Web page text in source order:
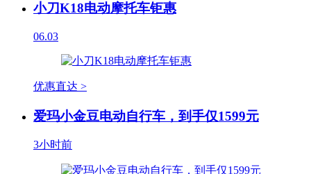
小刀K18电动摩托车钜惠
06.03
优惠直达 >
爱玛小金豆电动自行车，到手仅1599元
3小时前